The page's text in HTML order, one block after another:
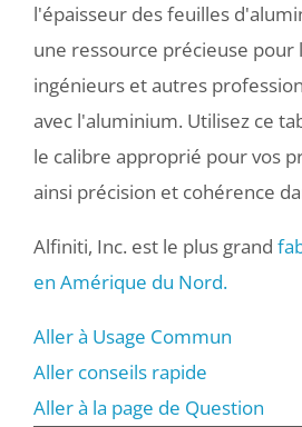
l'épaisseur des feuilles
une ressource précieuse pour
ingénieurs et autres
avec l'aluminium. Utilisez ce
le calibre approprié pour vos
ainsi précision et cohérence
Alfiniti, Inc. est le plus grand
en Amérique du Nord.
Aller à Usage Commun
Aller conseils rapide
Aller à la page de Question